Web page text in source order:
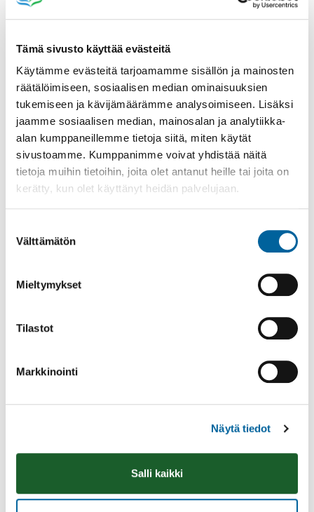
Tämä sivusto käyttää evästeitä
Käytämme evästeitä tarjoamamme sisällön ja mainosten
räätälöimiseen, sosiaalisen median ominaisuuksien
tukemiseen ja kävijämäärämme analysoimiseen. Lisäksi
jaamme sosiaalisen median, mainosalan ja analytiikka-
alan kumppaneillemme tietoja siitä, miten käytät
sivustoamme. Kumppanimme voivat yhdistää näitä
tietoja muihin tietoihin, joita olet antanut heille tai joita on
kerätty, kun olet käyttänyt heidän palvelujaan.
valinta
Välttämätön
Mieltymykset
Tilastot
Markkinointi
Näytä tiedot
Salli kaikki
Poistomyynti kirjaston aukioloaikana
03.06.2026-31.08.2026
Poppelikatu 10
Lue lisää